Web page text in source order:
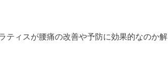
ティスが腰痛の改善や予防に効果的なのか解